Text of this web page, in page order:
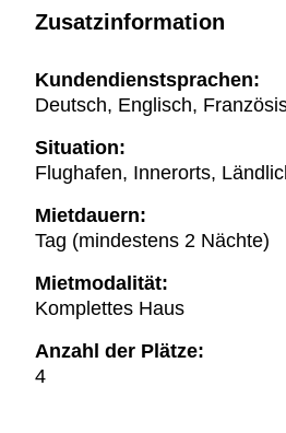
Zusatzinformation
Kundendienstsprachen:
Deutsch, Englisch,
Situation:
Flughafen, Innerorts,
Mietdauern:
Tag (mindestens 2 Nächte)
Mietmodalität:
Komplettes Haus
Anzahl der Plätze:
4